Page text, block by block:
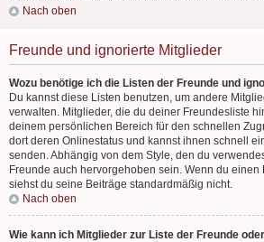
Nach oben
Freunde und ignorierte Mitglieder
Wozu benötige ich die Listen der Freunde und
Du kannst diese Listen benutzen, um andere
verwalten. Mitglieder, die du deiner Freundesliste
deinem persönlichen Bereich für den schnellen
dort deren Onlinestatus und kannst ihnen schnell
senden. Abhängig von dem Style, den du
Freunde auch hervorgehoben sein. Wenn du einen
siehst du seine Beiträge standardmäßig nicht.
Nach oben
Wie kann ich Mitglieder zur Liste der Freunde